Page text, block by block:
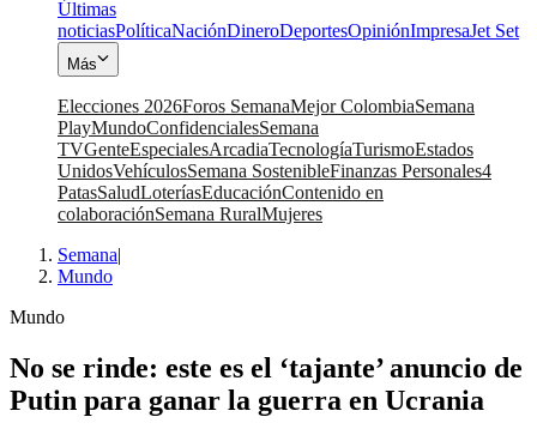
Últimas
noticiasPolíticaNaciónDineroDeportesOpiniónImpresaJet Set
Más
Elecciones 2026Foros SemanaMejor ColombiaSemana
PlayMundoConfidencialesSemana
TVGenteEspecialesArcadiaTecnologíaTurismoEstados
UnidosVehículosSemana SostenibleFinanzas Personales4
PatasSaludLoteríasEducaciónContenido en
colaboraciónSemana RuralMujeres
Semana|
Mundo
Mundo
No se rinde: este es el ‘tajante’ anuncio de
Putin para ganar la guerra en Ucrania